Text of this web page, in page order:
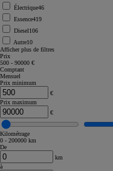
Corolla Touring Sports
Électrique46
Essence419
Diesel106
Autre10
Afficher plus de filtres
Prix
500 - 90000 €
Comptant
Mensuel
Prix minimum
€
Prix maximum
€
Kilométrage
0 - 200000 km
De
km
à